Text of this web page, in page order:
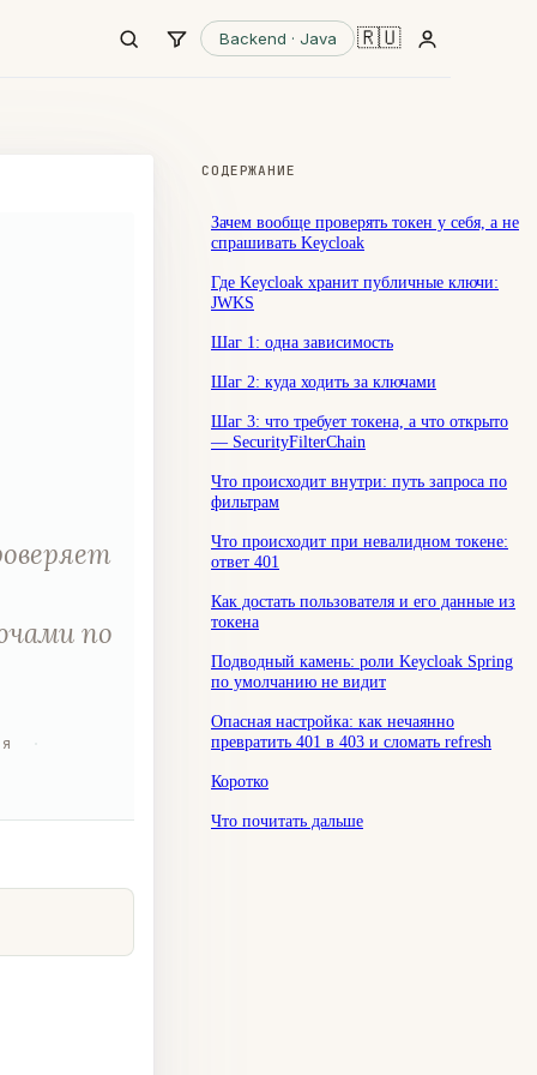
Backend · Java 🇷🇺
по
СОДЕРЖАНИЕ
Зачем вообще проверять токен у себя, а не
спрашивать Keycloak
Где Keycloak хранит публичные ключи:
JWKS
Шаг 1: одна зависимость
Шаг 2: куда ходить за ключами
Шаг 3: что требует токена, а что открыто
— SecurityFilterChain
Что происходит внутри: путь запроса по
фильтрам
Что происходит при невалидном токене:
ответ 401
Как достать пользователя и его данные из
токена
Подводный камень: роли Keycloak Spring
по умолчанию не видит
Опасная настройка: как нечаянно
превратить 401 в 403 и сломать refresh
Коротко
Что почитать дальше